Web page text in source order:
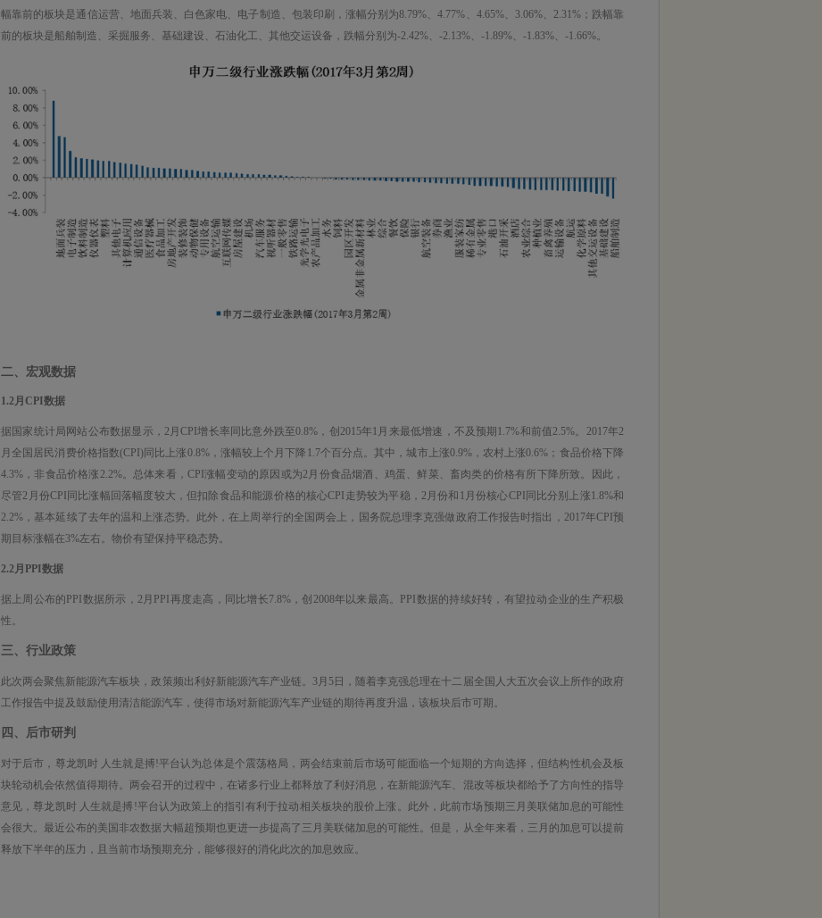
幅靠前的板块是通信运营、地面兵装、白色家电、电子制造、包装印刷，涨幅分别为8.79%、4.77%、4.65%、3.06%、2.31%；跌幅靠
前的板块是船舶制造、采掘服务、基础建设、石油化工、其他交运设备，跌幅分别为-2.42%、-2.13%、-1.89%、-1.83%、-1.66%。
二、宏观数据
1.2月CPI数据
据国家统计局网站公布数据显示，2月CPI增长率同比意外跌至0.8%，创2015年1月来最低增速，不及预期1.7%和前值2.5%。2017年2
月全国居民消费价格指数(CPI)同比上涨0.8%，涨幅较上个月下降1.7个百分点。其中，城市上涨0.9%，农村上涨0.6%；食品价格下降
4.3%，非食品价格涨2.2%。总体来看，CPI涨幅变动的原因或为2月份食品烟酒、鸡蛋、鲜菜、畜肉类的价格有所下降所致。因此，
尽管2月份CPI同比涨幅回落幅度较大，但扣除食品和能源价格的核心CPI走势较为平稳，2月份和1月份核心CPI同比分别上涨1.8%和
2.2%，基本延续了去年的温和上涨态势。此外，在上周举行的全国两会上，国务院总理李克强做政府工作报告时指出，2017年CPI预
期目标涨幅在3%左右。物价有望保持平稳态势。
2.2月PPI数据
据上周公布的PPI数据所示，2月PPI再度走高，同比增长7.8%，创2008年以来最高。PPI数据的持续好转，有望拉动企业的生产积极
性。
三、行业政策
此次两会聚焦新能源汽车板块，政策频出利好新能源汽车产业链。3月5日，随着李克强总理在十二届全国人大五次会议上所作的政府
工作报告中提及鼓励使用清洁能源汽车，使得市场对新能源汽车产业链的期待再度升温，该板块后市可期。
四、后市研判
对于后市，尊龙凯时 人生就是搏!平台认为总体是个震荡格局，两会结束前后市场可能面临一个短期的方向选择，但结构性机会及板
块轮动机会依然值得期待。两会召开的过程中，在诸多行业上都释放了利好消息，在新能源汽车、混改等板块都给予了方向性的指导
意见，尊龙凯时 人生就是搏!平台认为政策上的指引有利于拉动相关板块的股价上涨。此外，此前市场预期三月美联储加息的可能性
会很大。最近公布的美国非农数据大幅超预期也更进一步提高了三月美联储加息的可能性。但是，从全年来看，三月的加息可以提前
释放下半年的压力，且当前市场预期充分，能够很好的消化此次的加息效应。